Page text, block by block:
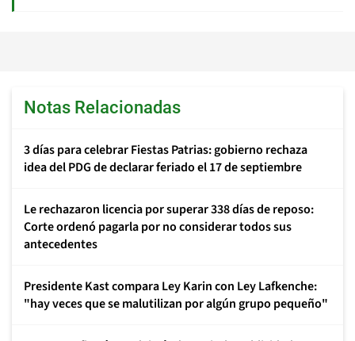
Notas Relacionadas
3 días para celebrar Fiestas Patrias: gobierno rechaza
idea del PDG de declarar feriado el 17 de septiembre
Le rechazaron licencia por superar 338 días de reposo:
Corte ordenó pagarla por no considerar todos sus
antecedentes
Presidente Kast compara Ley Karin con Ley Lafkenche:
"hay veces que se malutilizan por algún grupo pequeño"